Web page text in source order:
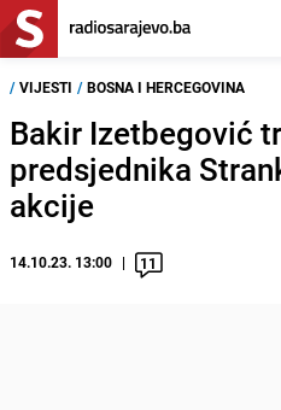
/ VIJESTI / BOSNA I HERCEGOVINA
Bakir Izetbegović
predsjednika
akcije
14.10.23. 13:00 11